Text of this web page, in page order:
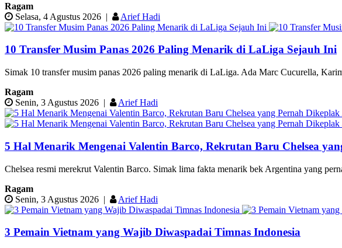
Ragam
Selasa, 4 Agustus 2026 | Arief Hadi
10 Transfer Musim Panas 2026 Paling Menarik di LaLiga Sejauh Ini
Simak 10 transfer musim panas 2026 paling menarik di LaLiga. Ada Marc Cucurella,
Ragam
Senin, 3 Agustus 2026 | Arief Hadi
5 Hal Menarik Mengenai Valentin Barco, Rekrutan Baru Chelsea
Chelsea resmi merekrut Valentin Barco. Simak lima fakta menarik bek Argentina yang
Ragam
Senin, 3 Agustus 2026 | Arief Hadi
3 Pemain Vietnam yang Wajib Diwaspadai Timnas Indonesia